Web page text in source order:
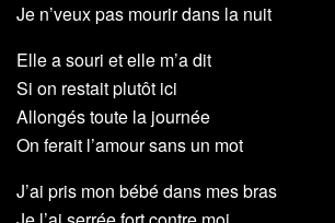
Je n’veux pas mourir dans la nuit
Elle a souri et elle m’a dit
Si on restait plutôt ici
Allongés toute la journée
On ferait l’amour sans un mot
J’ai pris mon bébé dans mes bras